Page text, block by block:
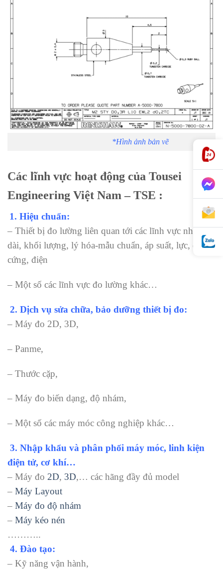
*Hình ảnh bản vẽ
Các lĩnh vực hoạt động của Tousei
Engineering Việt Nam – TSE :
1. Hiệu chuẩn:
– Thiết bị đo lường liên quan tới các lĩnh vực như độ
dài, khối lượng, lý hóa-mẫu chuẩn, áp suất, lực, độ
cứng, điện
– Một số các lĩnh vực đo lường khác…
2. Dịch vụ sửa chữa, bảo dưỡng thiết bị đo:
– Máy đo 2D, 3D,
– Panme,
– Thước cặp,
– Máy đo biến dạng, độ nhám,
– Một số các máy móc công nghiệp khác…
3. Nhập khẩu và phân phối máy móc, linh kiện
điện tử, cơ khí…
– Máy đo 2D, 3D,… các hãng đầy đủ model
– Máy Layout
– Máy đo độ nhám
– Máy kéo nén
………..
4. Đào tạo:
– Kỹ năng vận hành,